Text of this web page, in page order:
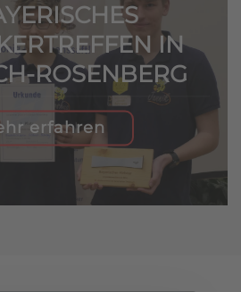
IN
ROSENBERG
erfahren